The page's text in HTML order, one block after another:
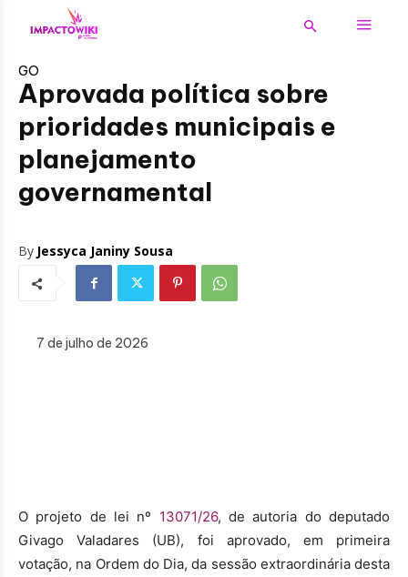
GO
Aprovada política sobre
prioridades municipais e
planejamento
governamental
By Jessyca Janiny Sousa
7 de julho de 2026
O projeto de lei nº 13071/26, de autoria do deputado
Givago Valadares (UB), foi aprovado, em primeira
votação, na Ordem do Dia, da sessão extraordinária desta